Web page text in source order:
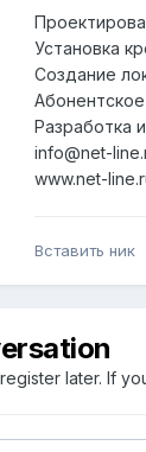
Установка
Создание
Разработка
info@net-
www.net-
Вставить ник
later. If